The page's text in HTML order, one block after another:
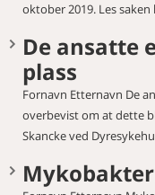
oktober 2019. Les saken
De ansatte
plass
Fornavn Etternavn De
overbevist om at dette
Skancke ved